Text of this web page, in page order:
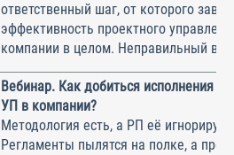
ответственный шаг, от которого
эффективность проектного
компании в целом. Неправильный
Вебинар. Как добиться исполнения
УП в компании?
Методология есть, а РП её
Регламенты пылятся на полке, а